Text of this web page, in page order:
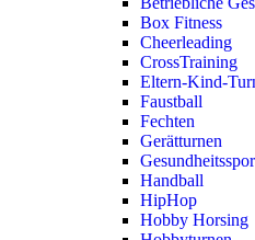
Box Fitness
Cheerleading
CrossTraining
Eltern-Kind-
Faustball
Fechten
Gerätturnen
Handball
HipHop
Hobby Horsing